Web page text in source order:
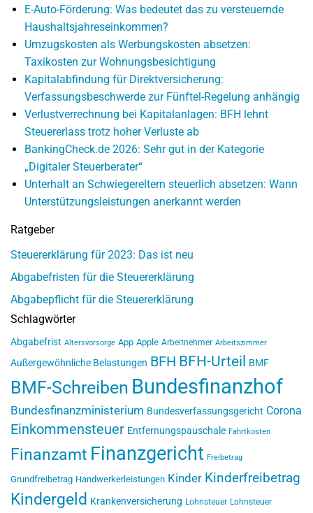
E-Auto-Förderung: Was bedeutet das zu versteuernde
Haushaltsjahreseinkommen?
Umzugskosten als Werbungskosten absetzen:
Taxikosten zur Wohnungsbesichtigung
Kapitalabfindung für Direktversicherung:
Verfassungsbeschwerde zur Fünftel-Regelung anhängig
Verlustverrechnung bei Kapitalanlagen: BFH lehnt
Steuererlass trotz hoher Verluste ab
BankingCheck.de 2026: Sehr gut in der Kategorie
„Digitaler Steuerberater“
Unterhalt an Schwiegereltern steuerlich absetzen: Wann
Unterstützungsleistungen anerkannt werden
Ratgeber
Steuererklärung für 2023: Das ist neu
Abgabefristen für die Steuererklärung
Abgabepflicht für die Steuererklärung
Schlagwörter
Abgabefrist Altersvorsorge App Apple Arbeitnehmer Arbeitszimmer
Außergewöhnliche Belastungen BFH BFH-Urteil BMF
BMF-Schreiben Bundesfinanzhof
Bundesfinanzministerium Bundesverfassungsgericht Corona
Einkommensteuer Entfernungspauschale Fahrtkosten
Finanzamt Finanzgericht Freibetrag
Grundfreibetrag Handwerkerleistungen Kinder Kinderfreibetrag
Kindergeld Krankenversicherung Lohnsteuer Lohnsteuer